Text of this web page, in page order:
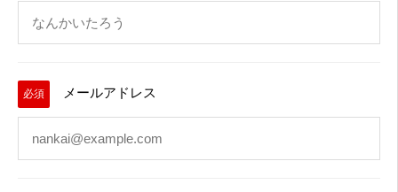
必須 メールアドレス